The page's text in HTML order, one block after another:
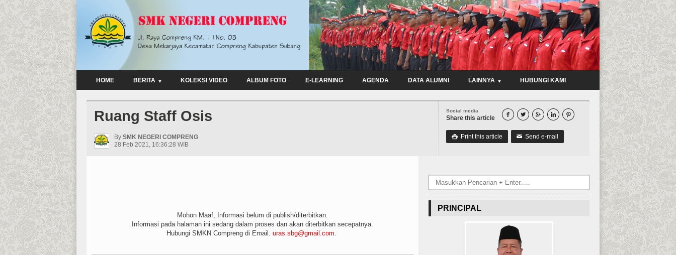
HOME BERITA KOLEKSI VIDEO ALBUM FOTO E-LEARNING AGENDA DATA ALUMNI LAINNYA HUBUNGI KAMI
Social media
Share this article     
 Print this article ✉ Send e-mail
Ruang Staff Osis
By SMK NEGERI COMPRENG
28 Feb 2021, 16:36:28 WIB
Mohon Maaf, Informasi belum di publish/diterbitkan.
Informasi pada halaman ini sedang dalam proses dan akan diterbitkan secepatnya.
Hubungi SMKN Compreng di Email. uras.sbg@gmail.com
PRINCIPAL